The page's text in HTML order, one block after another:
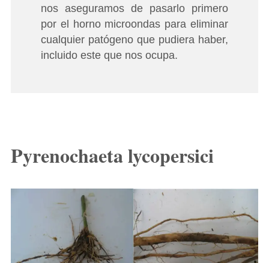
nos aseguramos de pasarlo primero
por el horno microondas para eliminar
cualquier patógeno que pudiera haber,
incluido este que nos ocupa.
Pyrenochaeta lycopersici